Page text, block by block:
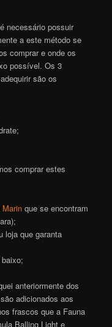
necessário possuir
a este método se
comprar e onde os
possível. Os 3
são os
comprar estes
que se encontram
loja que garanta
anteriormente dos
adicionados aos
frascos que a Fauna
Balling Light e